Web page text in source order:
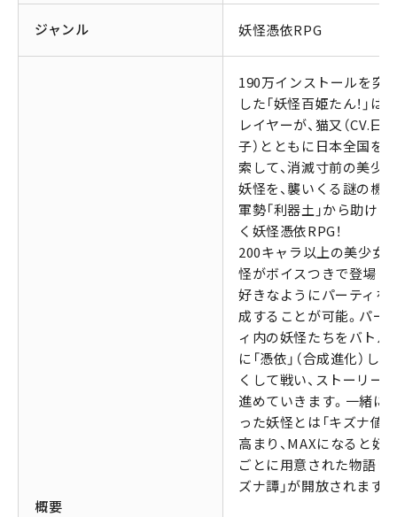
ジャンル 妖怪憑依RPG
概要
190万インストールを突
した「妖怪百姫たん！」は、
レイヤーが、猫又（CV.日
子）とともに日本全国を
索して、消滅寸前の美少
妖怪を、襲いくる謎の機
軍勢「利器土」から助けて
く妖怪憑依RPG！
200キャラ以上の美少女
怪がボイスつきで登場し
好きなようにパーティを
成することが可能。パー
ィ内の妖怪たちをバトル
に「憑依」（合成進化）し
くして戦い、ストーリー
進めていきます。一緒に
った妖怪とは「キズナ値」
高まり、MAXになると妖
ごとに用意された物語「
ズナ譚」が開放されます。